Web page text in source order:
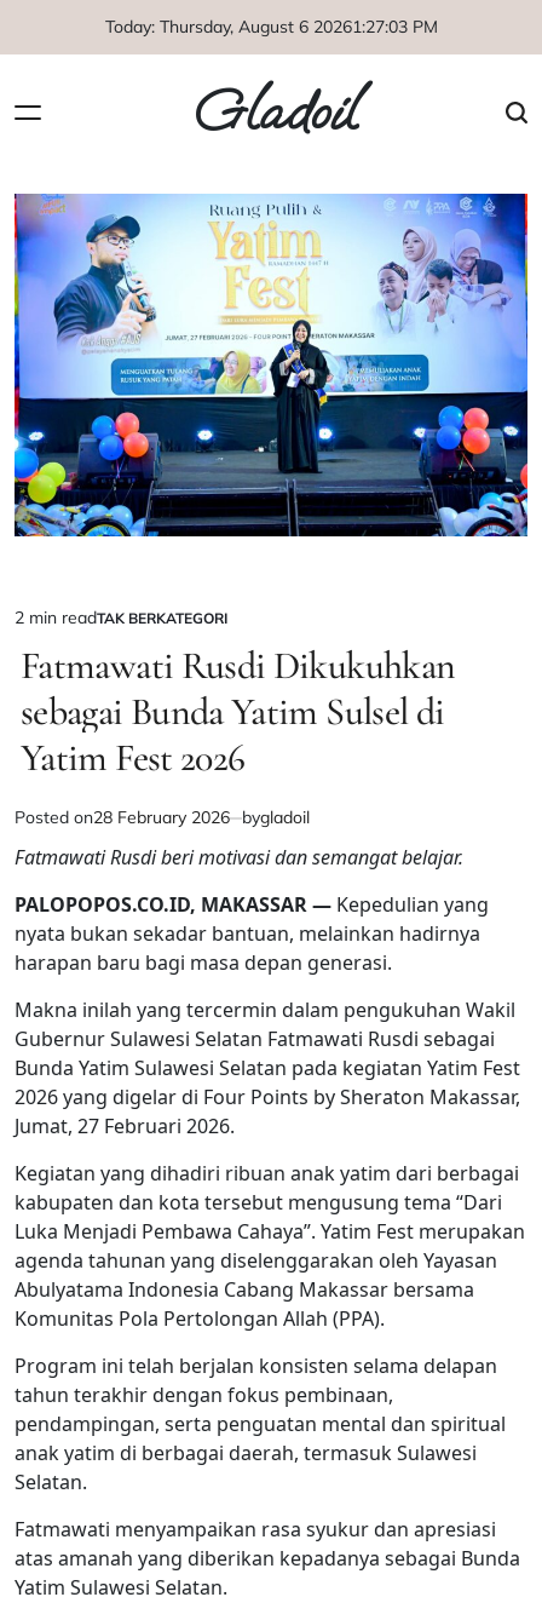
Today: Thursday, August 6 20261:27:04 PM
Gladoil
Estimated
read
time
2 min readPOSTED
TAK BERKATEGORI
Fatmawati Rusdi Dikukuhkan
sebagai Bunda Yatim Sulsel di
Yatim Fest 2026
Posted on28 February 2026 bygladoil
Fatmawati Rusdi beri motivasi dan semangat belajar.
PALOPOPOS.CO.ID, MAKASSAR — Kepedulian yang
nyata bukan sekadar bantuan, melainkan hadirnya
harapan baru bagi masa depan generasi.
Makna inilah yang tercermin dalam pengukuhan Wakil
Gubernur Sulawesi Selatan Fatmawati Rusdi sebagai
Bunda Yatim Sulawesi Selatan pada kegiatan Yatim Fest
2026 yang digelar di Four Points by Sheraton Makassar,
Jumat, 27 Februari 2026.
Kegiatan yang dihadiri ribuan anak yatim dari berbagai
kabupaten dan kota tersebut mengusung tema “Dari
Luka Menjadi Pembawa Cahaya”. Yatim Fest merupakan
agenda tahunan yang diselenggarakan oleh Yayasan
Abulyatama Indonesia Cabang Makassar bersama
Komunitas Pola Pertolongan Allah (PPA).
Program ini telah berjalan konsisten selama delapan
tahun terakhir dengan fokus pembinaan,
pendampingan, serta penguatan mental dan spiritual
anak yatim di berbagai daerah, termasuk Sulawesi
Selatan.
Fatmawati menyampaikan rasa syukur dan apresiasi
atas amanah yang diberikan kepadanya sebagai Bunda
Yatim Sulawesi Selatan.